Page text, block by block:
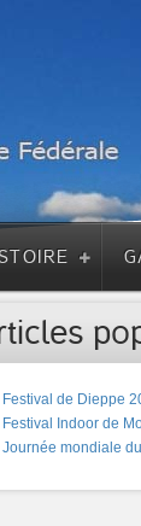
Festival de Dieppe
Festival Indoor de
Journée mondiale